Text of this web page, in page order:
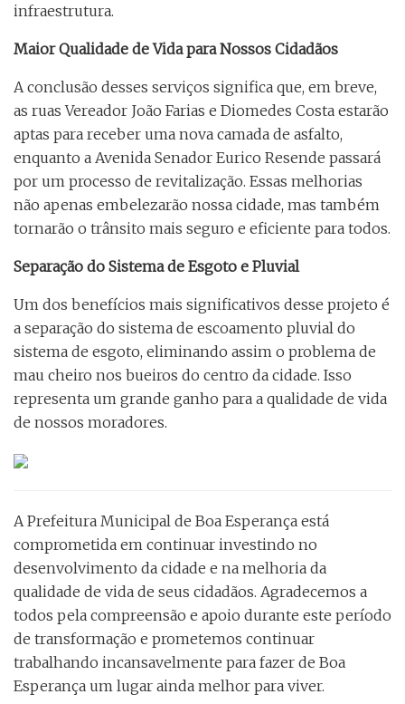
infraestrutura.
Maior Qualidade de Vida para Nossos Cidadãos
A conclusão desses serviços significa que, em breve,
as ruas Vereador João Farias e Diomedes Costa estarão
aptas para receber uma nova camada de asfalto,
enquanto a Avenida Senador Eurico Resende passará
por um processo de revitalização. Essas melhorias
não apenas embelezarão nossa cidade, mas também
tornarão o trânsito mais seguro e eficiente para todos.
Separação do Sistema de Esgoto e Pluvial
Um dos benefícios mais significativos desse projeto é
a separação do sistema de escoamento pluvial do
sistema de esgoto, eliminando assim o problema de
mau cheiro nos bueiros do centro da cidade. Isso
representa um grande ganho para a qualidade de vida
de nossos moradores.
A Prefeitura Municipal de Boa Esperança está
comprometida em continuar investindo no
desenvolvimento da cidade e na melhoria da
qualidade de vida de seus cidadãos. Agradecemos a
todos pela compreensão e apoio durante este período
de transformação e prometemos continuar
trabalhando incansavelmente para fazer de Boa
Esperança um lugar ainda melhor para viver.